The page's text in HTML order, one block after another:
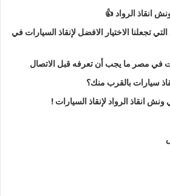
انقاذ الرواد 👍
تجعلنا الاختيار الافضل لإنقاذ السيارات في
في مصر ما يجب أن تعرفه قبل الاتصال
سيارات بالقرب منك؟